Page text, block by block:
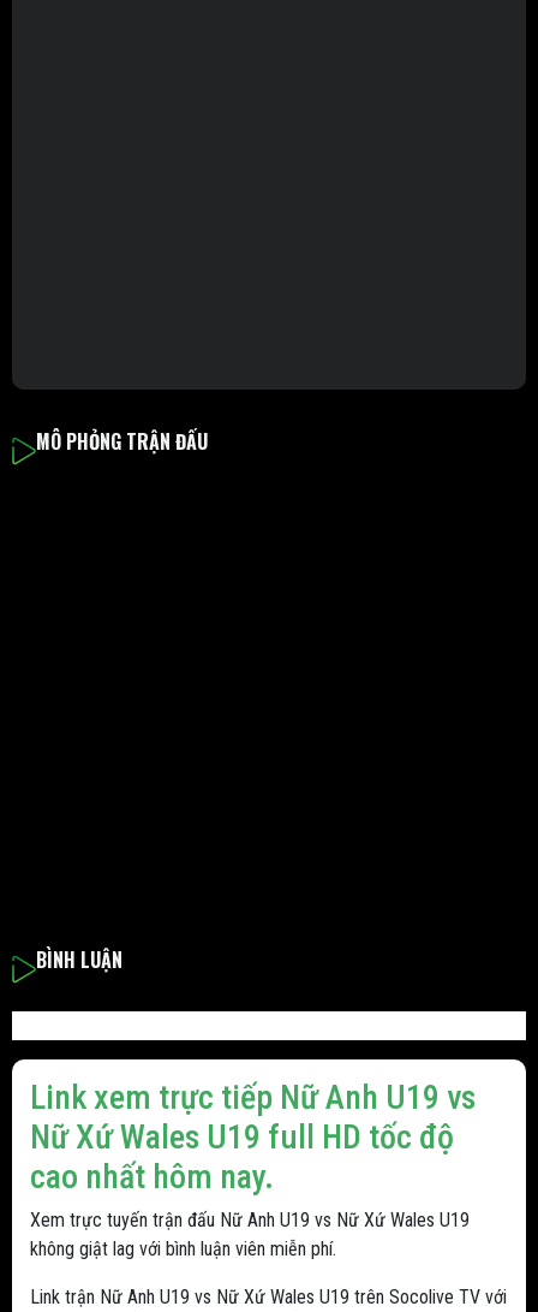
MÔ PHỎNG TRẬN ĐẤU
BÌNH LUẬN
Link xem trực tiếp Nữ Anh U19 vs
Nữ Xứ Wales U19 full HD tốc độ
cao nhất hôm nay.
Xem trực tuyến trận đấu Nữ Anh U19 vs Nữ Xứ Wales U19
không giật lag với bình luận viên miễn phí.
Link trận Nữ Anh U19 vs Nữ Xứ Wales U19 trên Socolive TV với